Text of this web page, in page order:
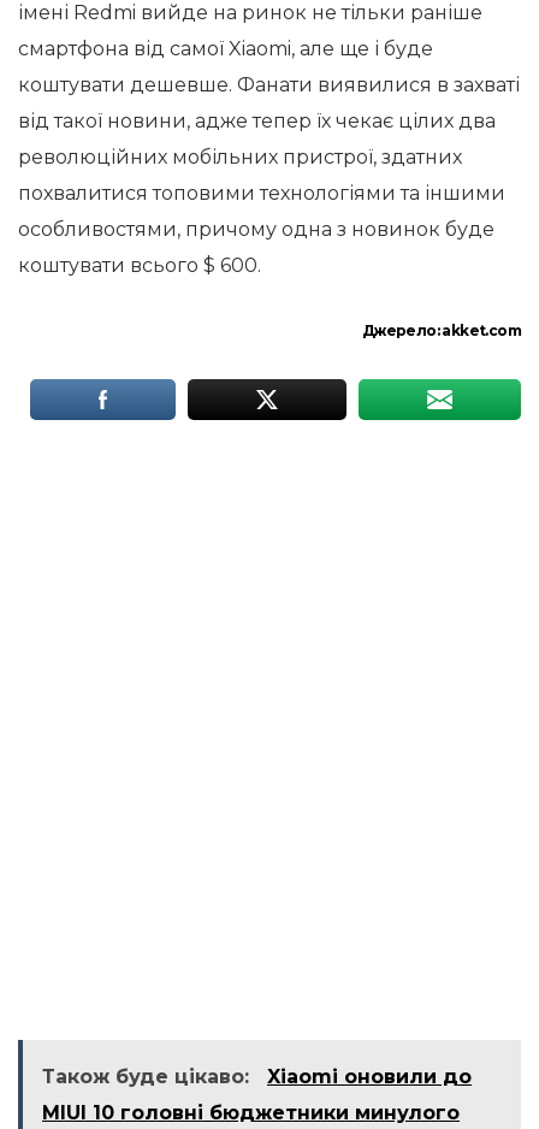
імені Redmi вийде на ринок не тільки раніше
смартфона від самої Xiaomi, але ще і буде
коштувати дешевше. Фанати виявилися в захваті
від такої новини, адже тепер їх чекає цілих два
революційних мобільних пристрої, здатних
похвалитися топовими технологіями та іншими
особливостями, причому одна з новинок буде
коштувати всього $ 600.
Джерело:akket.com
Також буде цікаво:
Xiaomi оновили до
MIUI 10 головні бюджетники минулого